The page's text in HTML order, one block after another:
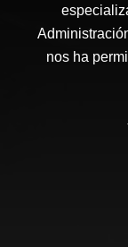
nos ha